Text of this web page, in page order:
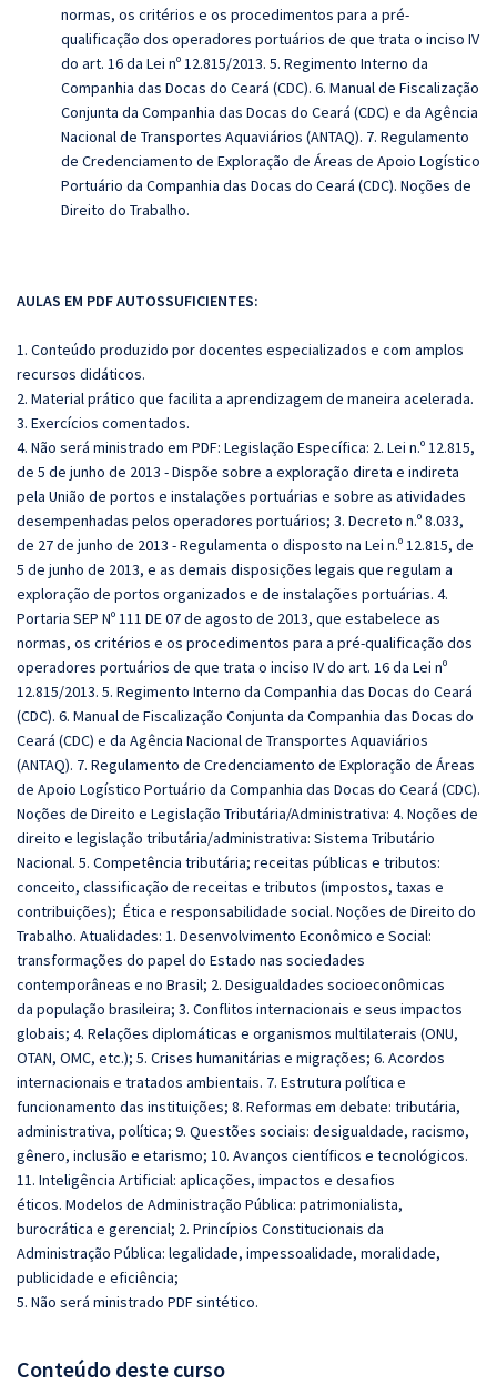
normas, os critérios e os procedimentos para a pré-
qualificação dos operadores portuários de que trata o inciso IV
do art. 16 da Lei nº 12.815/2013. 5. Regimento Interno da
Companhia das Docas do Ceará (CDC). 6. Manual de Fiscalização
Conjunta da Companhia das Docas do Ceará (CDC) e da Agência
Nacional de Transportes Aquaviários (ANTAQ). 7. Regulamento
de Credenciamento de Exploração de Áreas de Apoio Logístico
Portuário da Companhia das Docas do Ceará (CDC). Noções de
Direito do Trabalho.
AULAS EM PDF AUTOSSUFICIENTES:
1. Conteúdo produzido por docentes especializados e com amplos
recursos didáticos.
2. Material prático que facilita a aprendizagem de maneira acelerada.
3. Exercícios comentados.
4. Não será ministrado em PDF: Legislação Específica: 2. Lei n.º 12.815,
de 5 de junho de 2013 - Dispõe sobre a exploração direta e indireta
pela União de portos e instalações portuárias e sobre as atividades
desempenhadas pelos operadores portuários; 3. Decreto n.º 8.033,
de 27 de junho de 2013 - Regulamenta o disposto na Lei n.º 12.815, de
5 de junho de 2013, e as demais disposições legais que regulam a
exploração de portos organizados e de instalações portuárias. 4.
Portaria SEP Nº 111 DE 07 de agosto de 2013, que estabelece as
normas, os critérios e os procedimentos para a pré-qualificação dos
operadores portuários de que trata o inciso IV do art. 16 da Lei nº
12.815/2013. 5. Regimento Interno da Companhia das Docas do Ceará
(CDC). 6. Manual de Fiscalização Conjunta da Companhia das Docas do
Ceará (CDC) e da Agência Nacional de Transportes Aquaviários
(ANTAQ). 7. Regulamento de Credenciamento de Exploração de Áreas
de Apoio Logístico Portuário da Companhia das Docas do Ceará (CDC).
Noções de Direito e Legislação Tributária/Administrativa: 4. Noções de
direito e legislação tributária/administrativa: Sistema Tributário
Nacional. 5. Competência tributária; receitas públicas e tributos:
conceito, classificação de receitas e tributos (impostos, taxas e
contribuições); Ética e responsabilidade social. Noções de Direito do
Trabalho. Atualidades: 1. Desenvolvimento Econômico e Social:
transformações do papel do Estado nas sociedades
contemporâneas e no Brasil; 2. Desigualdades socioeconômicas
da população brasileira; 3. Conflitos internacionais e seus impactos
globais; 4. Relações diplomáticas e organismos multilaterais (ONU,
OTAN, OMC, etc.); 5. Crises humanitárias e migrações; 6. Acordos
internacionais e tratados ambientais. 7. Estrutura política e
funcionamento das instituições; 8. Reformas em debate: tributária,
administrativa, política; 9. Questões sociais: desigualdade, racismo,
gênero, inclusão e etarismo; 10. Avanços científicos e tecnológicos.
11. Inteligência Artificial: aplicações, impactos e desafios
éticos. Modelos de Administração Pública: patrimonialista,
burocrática e gerencial; 2. Princípios Constitucionais da
Administração Pública: legalidade, impessoalidade, moralidade,
publicidade e eficiência;
5. Não será ministrado PDF sintético.
Conteúdo deste curso